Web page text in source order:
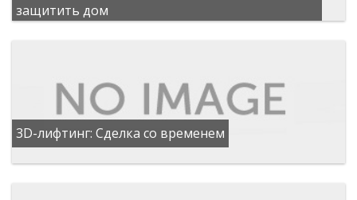
защитить дом
3D-лифтинг: Сделка со временем